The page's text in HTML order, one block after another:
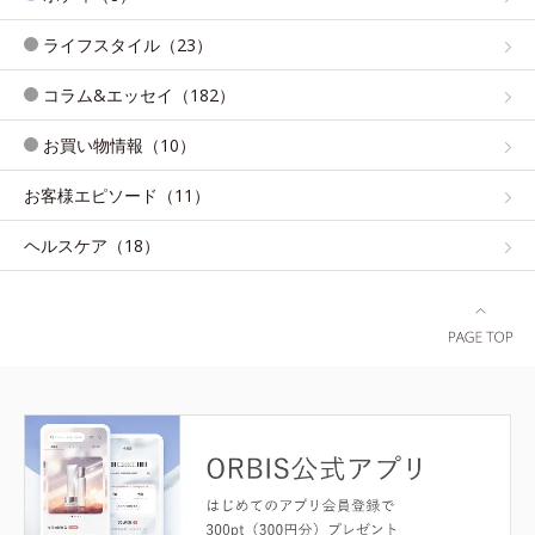
ライフスタイル（23）
コラム&エッセイ（182）
お買い物情報（10）
お客様エピソード（11）
ヘルスケア（18）